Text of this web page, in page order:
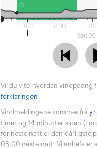
0:00 6:00
Søn 09
3m/s
Vil du vite hvordan vindpoeng
forklaringen .
Vindmeldingene kommer fra
timer og 14 minutter siden
for neste natt er den dårligste
08:00 neste natt. Vi anbefaler